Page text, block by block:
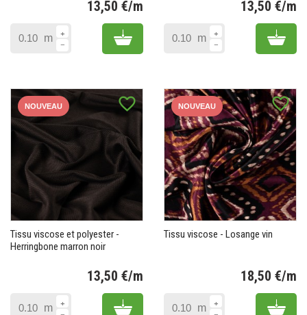
13,50 €/m
m Add to cart
13,50 €/m
m Add
favorite_border
NOUVEAU
Tissu viscose et polyester -
Herringbone marron noir
13,50 €/m
m Add to cart
favorite_border
NOUVEAU
Tissu viscose - Losange vin
18,50 €/m
m Add